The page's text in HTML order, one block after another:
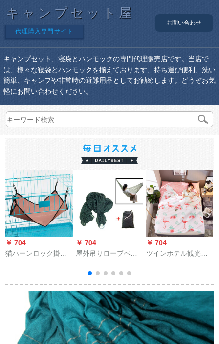
キャンプセット屋
代理購入専門サイト
お問い合わせ
キャンプセット、寝袋とハンモックの専門代理販売店です。当店で
は、様々な寝袋とハンモックを揃えております、持ち運び便利、洗い
簡単、キャンプや非常時の避難用品としてお勧めします。どうぞお気
軽にお問い合わせください。
￥ 704
猫ハーンロック掛式
性の猫用品キャット
ハウス猫ハーンモッ
クオックスフォード
布ハーンロック【色
色】コレクション購
入優先出荷12斤以下
￥ 704
屋外吊りロープペア
ク木をかけて床を揺
らします。子供寮で
ぶらんこの揺りかご
に紐をかけて太めに
します。【軍緑＋縄
＋収納袋】
￥ 704
ツインホテル観光ホ
汚い寝袋を挟んで、
携帯室内のツインホ
テルで旅行します。